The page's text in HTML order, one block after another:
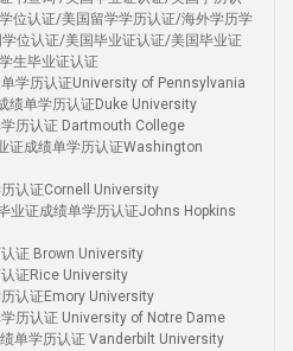
位认证/美国留学学历认证/海外学历学
位认证/美国毕业证认证/美国毕业证
生毕业证认证
学历认证University of Pennsylvania
绩单学历认证Duke University
历认证 Dartmouth College
证成绩单学历认证Washington
认证Cornell University
业证成绩单学历认证Johns Hopkins
证 Brown University
证Rice University
认证Emory University
历认证 University of Notre Dame
单学历认证 Vanderbilt University